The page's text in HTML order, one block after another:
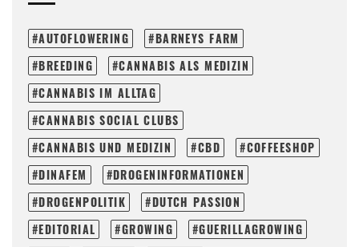
AUTOFLOWERING
BARNEYS FARM
BREEDING
CANNABIS ALS MEDIZIN
CANNABIS IM ALLTAG
CANNABIS SOCIAL CLUBS
CANNABIS UND MEDIZIN
CBD
COFFEESHOP
DINAFEM
DROGENINFORMATIONEN
DROGENPOLITIK
DUTCH PASSION
EDITORIAL
GROWING
GUERILLAGROWING